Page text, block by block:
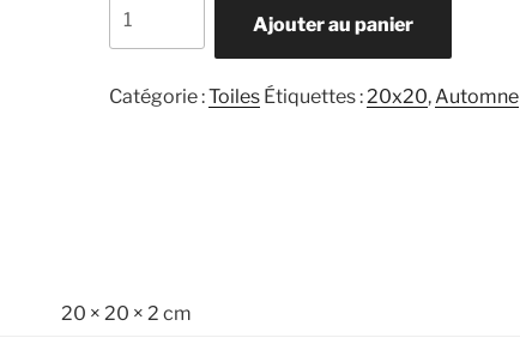
de
et
Ajouter au panier
Catégorie :Toiles Étiquettes : 20x20, Automne
20 × 20 × 2 cm